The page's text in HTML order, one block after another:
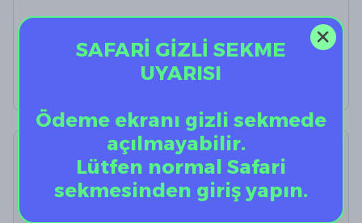
%40
₺ 12.50 ₺ 7.50
AirPods Kulaklık
Temizleyici
SAFARİ GİZLİ SEKME
UYARISI
Ödeme ekranı gizli sekmede
açılmayabilir.
Lütfen normal Safari
sekmesinden giriş yapın.